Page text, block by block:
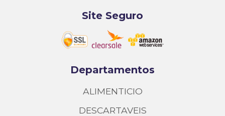
Site Seguro
Departamentos
ALIMENTICIO
DESCARTAVEIS